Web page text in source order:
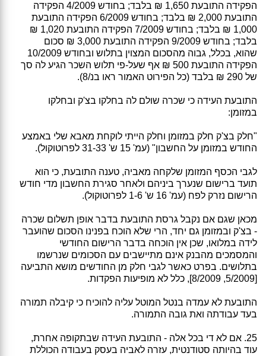
הפקידה התובעת 1,650 ₪ בלבד; בחודש 4/2009 הפקידה
התובעת 2,000 ₪ בלבד; בחודש 6/2009 הפקידה התובעת
1,000 ₪ בלבד; בחודש 7/2009 הפקידה התובעת 1,020 ₪
בלבד; בחודש 9/2009 הפקידה התובעת 3,000 ₪ סכום
שהוא, בכלל, גבוה מהסכום המצוין בתלוש ובחודש 10/2009
הפקידה התובעת 500 ₪ אף שעל-פי תלוש השכר הגיע לה סך
של 290 ₪ בלבד (כל הפירוט האמור ראו בנ/8).
התובעת העידה כי שכרה שולם לה בחלקו בצ'ק ובחלקו
במזומן:
"חלק בצ'ק חלק במזומן וחלק הייתי לוקחת מאבא שלי באמצע
החודש במזומן על החשבון" (עמ' 15 ש' 31-33 לפרוטוקול).
לגבי הכסף המזומן שלקחה מאביה, טענה התובעת, כי הוא
תועד ברישום שנערך ביניהם ולאחר סגירת החשבון מדי חודש
הרישום נזרק לפח (עמ' 16 ש' 1-6 לפרוטוקול).
מכאן שגם אם נקבל גרסת התובעת בדבר אופן תשלום שכרה
- בצ'ק ובמזומן גם יחד, הרי שלא הוכח בפנינו הסכום שהועבר
לידה במלואו, שכן אין הוכחה בדבר הרישום החודשי
והמסמכים מהבנק אינם מתיישבים עם הסכומים שנרשמו
בתלושים. בפרט כאשר לגבי חלק מן החודשים מושא התביעה
[5/2009, 8/2009], כלל לא מופיעות הפקדות.
התובעת לא עמדה בנטל המוטל עליה להוכיח כי קיבלה תמורה
בעד עבודתה ואת גובה התמורה.
25. אם לא די בכל אלה - התובעת העידה שבתקופה אחרת,
עוד בהיותה סטודנטית, עזרה לאביה בעסק בעבודה הכוללת